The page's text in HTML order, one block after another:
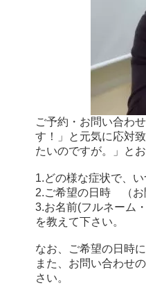
ご予約・お問い合わ
す！」と元気に応対
たいのですが。」と
1.どの様な症状で、
2.ご希望の日時 （お
3.お名前(フルネーム
を教えて下さい。
なお、ご希望の日時
また、お問い合わせ
さい。